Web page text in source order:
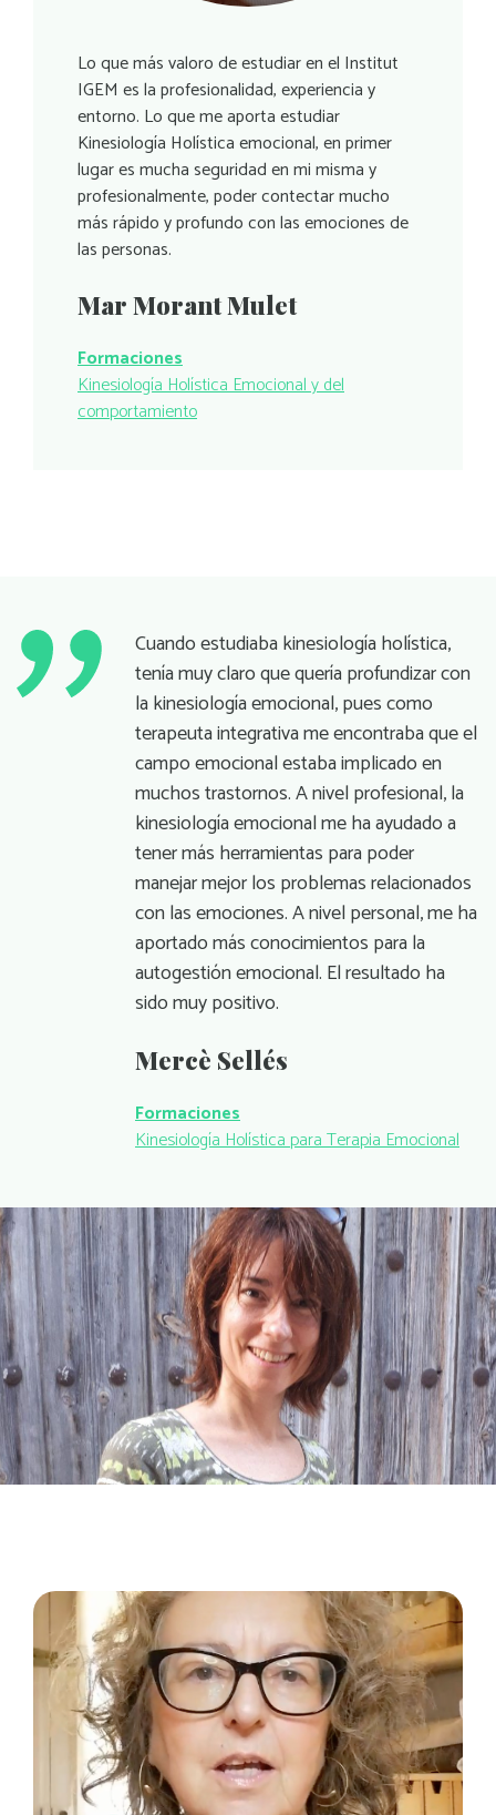
Lo que más valoro de estudiar en el Institut
IGEM es la profesionalidad, experiencia y
entorno. Lo que me aporta estudiar
Kinesiología Holística emocional, en primer
lugar es mucha seguridad en mi misma y
profesionalmente, poder contectar mucho
más rápido y profundo con las emociones de
las personas.
Mar Morant Mulet
Formaciones
Kinesiología Holística Emocional y del
comportamiento
Cuando estudiaba kinesiología holística,
tenía muy claro que quería profundizar con
la kinesiología emocional, pues como
terapeuta integrativa me encontraba que el
campo emocional estaba implicado en
muchos trastornos. A nivel profesional, la
kinesiología emocional me ha ayudado a
tener más herramientas para poder
manejar mejor los problemas relacionados
con las emociones. A nivel personal, me ha
aportado más conocimientos para la
autogestión emocional. El resultado ha
sido muy positivo.
Mercè Sellés
Formaciones
Kinesiología Holística para Terapia Emocional